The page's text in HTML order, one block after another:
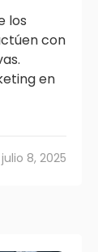
los
con
en
julio 8, 2025